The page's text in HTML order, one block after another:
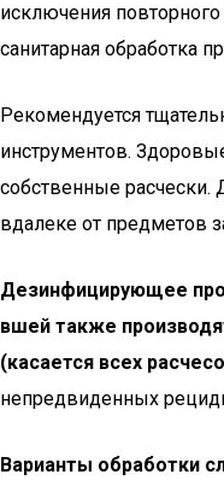
исключения
санитарная обработка
Рекомендуется
инструментов.
собственные расчески.
вдалеке от предметов
Дезинфицирующее
вшей также
(касается всех
непредвиденных
Варианты обработки